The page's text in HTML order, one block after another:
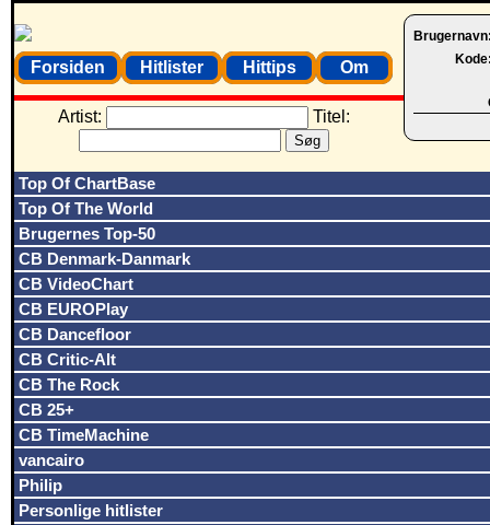
Forsiden Hitlister Hittips Om
Artist: Titel:
Top Of ChartBase
Top Of The World
Brugernes Top-50
CB Denmark-Danmark
CB VideoChart
CB EUROPlay
CB Dancefloor
CB Critic-Alt
CB The Rock
CB 25+
CB TimeMachine
vancairo
Philip
Personlige hitlister